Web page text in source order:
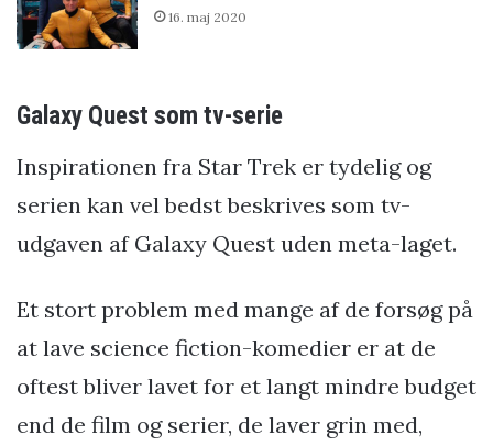
16. maj 2020
Galaxy Quest som tv-serie
Inspirationen fra Star Trek er tydelig og
serien kan vel bedst beskrives som tv-
udgaven af Galaxy Quest uden meta-laget.
Et stort problem med mange af de forsøg på
at lave science fiction-komedier er at de
oftest bliver lavet for et langt mindre budget
end de film og serier, de laver grin med,